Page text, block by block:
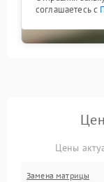
соглашаетесь с
Цены
Замена матрицы